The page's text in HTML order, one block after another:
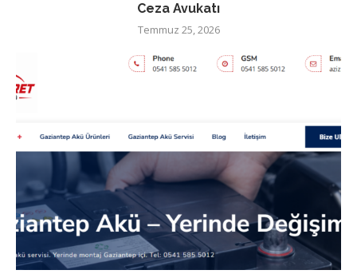
Ceza Avukatı
Temmuz 25, 2026